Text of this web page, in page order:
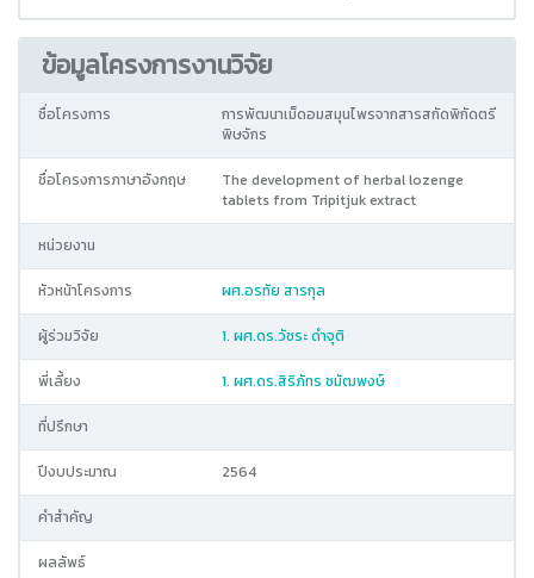
ข้อมูลโครงการงานวิจัย
ชื่อโครงการ
การพัฒนาเม็ดอมสมุนไพรจากสารสกัดพิกัดตรี
พิษจักร
ชื่อโครงการภาษาอังกฤษ
The development of herbal lozenge
tablets from Tripitjuk extract
หน่วยงาน
หัวหน้าโครงการ ผศ.อรทัย สารกุล
ผู้ร่วมวิจัย 1. ผศ.ดร.วัชระ ดำจุติ
พี่เลี้ยง 1. ผศ.ดร.สิริภัทร ชมัฒพงษ์
ที่ปรึกษา
ปีงบประมาณ 2564
คำสำคัญ
ผลลัพธ์